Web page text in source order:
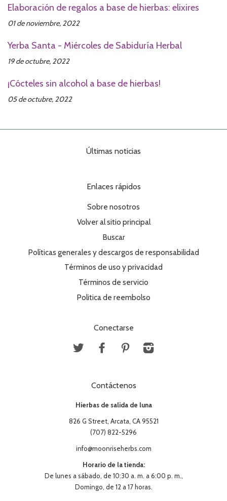
Elaboración de regalos a base de hierbas: elixires
01 de noviembre, 2022
Yerba Santa - Miércoles de Sabiduría Herbal
19 de octubre, 2022
¡Cócteles sin alcohol a base de hierbas!
05 de octubre, 2022
Últimas noticias
Enlaces rápidos
Sobre nosotros
Volver al sitio principal
Buscar
Políticas generales y descargos de responsabilidad
Términos de uso y privacidad
Términos de servicio
Politica de reembolso
Conectarse
Twitter FacebookPinterest
Contáctenos
Hierbas de salida de luna
826 G Street, Arcata, CA 95521
(707) 822-5296
info@moonriseherbs.com
Horario de la tienda:
De lunes a sábado, de 10:30 a. m. a 6:00 p. m.,
Domingo, de 12 a 17 horas.